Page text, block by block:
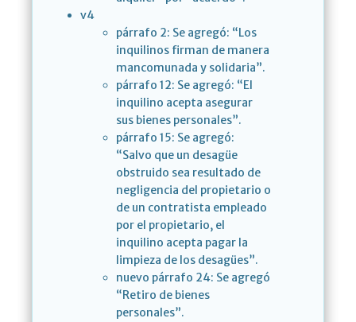
v4
párrafo 2: Se agregó: “Los
inquilinos firman de manera
mancomunada y solidaria”.
párrafo 12: Se agregó: “El
inquilino acepta asegurar
sus bienes personales”.
párrafo 15: Se agregó:
“Salvo que un desagüe
obstruido sea resultado de
negligencia del propietario o
de un contratista empleado
por el propietario, el
inquilino acepta pagar la
limpieza de los desagües”.
nuevo párrafo 24: Se agregó
“Retiro de bienes
personales”.